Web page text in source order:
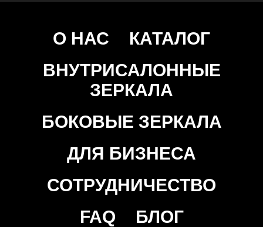
О НАС
КАТАЛОГ
ВНУТРИСАЛОННЫЕ
ЗЕРКАЛА
БОКОВЫЕ ЗЕРКАЛА
ДЛЯ БИЗНЕСА
СОТРУДНИЧЕСТВО
FAQ
БЛОГ